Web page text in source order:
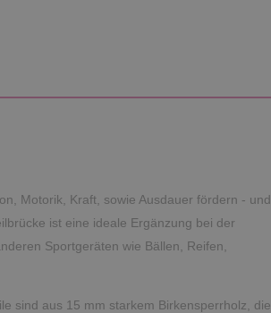
Motorik, Kraft, sowie Ausdauer fördern - und
ist eine ideale Ergänzung bei der
Sportgeräten wie Bällen, Reifen,
sind aus 15 mm starkem Birkensperrholz, die